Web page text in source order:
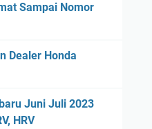
Sampai Nomor
Dealer Honda
Juni Juli 2023
HRV